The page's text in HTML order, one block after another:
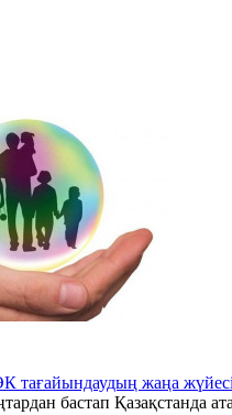
тағайындаудың жаңа
бастап Қазақстанда